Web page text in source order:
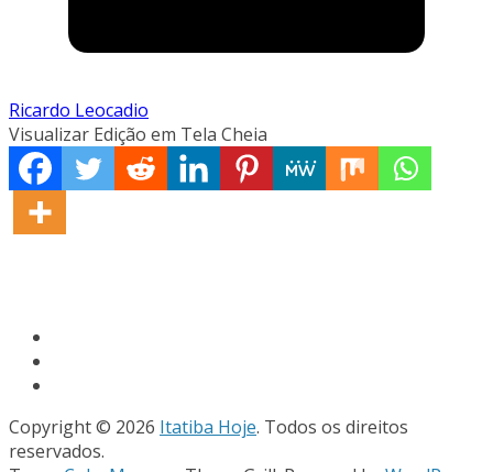
Ricardo Leocadio
Visualizar Edição em Tela Cheia
Copyright © 2026 Itatiba Hoje. Todos os direitos
reservados.